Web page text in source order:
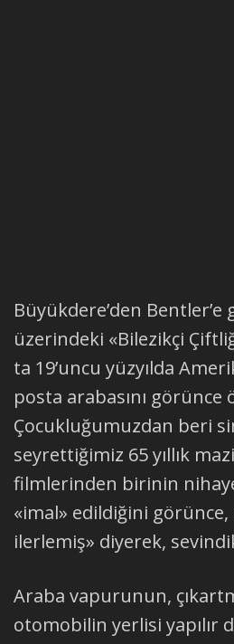
Büyükdere’den Bentler’e
üzerindeki «Bilezikçi
ta 19’uncu yüzyılda
posta arabasını görünce
Çocukluğumuzdan beri
seyrettiğimiz 65 yıllık
filmlerinden birinin
«imal» edildiğini
ilerlemiş» diyerek,
Araba vapurunun,
otomobilin yerlisi yapılır